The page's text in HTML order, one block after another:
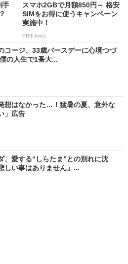
手
スマホ2GBで月額850円～ 格安
SIMをお得に使うキャンペーン
実施中！
PR(IIJmio)
コージ、33歳バースデーに心境つづ
の人生で1番大...
想はなかった…！猛暑の夏、意外な
」広告
、愛する“しらたま”との別れに沈
い事はありません」...